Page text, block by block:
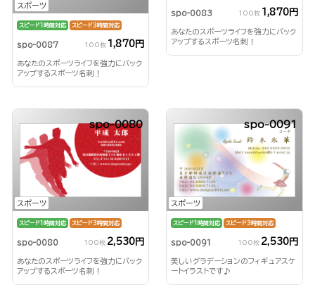
スポーツ
スピード1時間対応 スピード3時間対応
spo-0087 100枚 1,870円
あなたのスポーツライフを強力にバック
アップするスポーツ名刺！
spo-0083 100枚 1,870円
あなたのスポーツライフを強力にバック
アップするスポーツ名刺！
スポーツ
spo-0080
スピード1時間対応 スピード3時間対応
spo-0080 100枚 2,530円
あなたのスポーツライフを強力にバック
アップするスポーツ名刺！
スポーツ
spo-0091
スピード1時間対応 スピード3時間対応
spo-0091 100枚 2,530円
美しいグラデーションのフィギュアスケ
ートイラストです♪